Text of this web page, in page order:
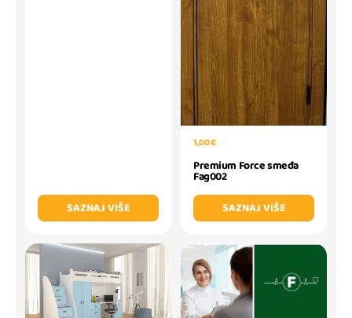
SAZNAJ VIŠE
1,00 €
Premium Force smeđa
Fag002
SAZNAJ VIŠE